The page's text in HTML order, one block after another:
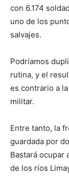
con 6.174
uno de los
salvajes.
Podríamos
rutina, y el
es contrario a
militar.
Entre tanto, la
guardada por
Bastará ocupar
de los ríos